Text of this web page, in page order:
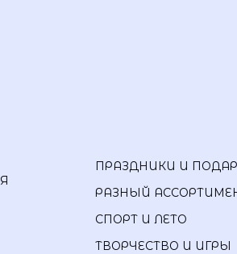
ПРАЗДНИКИ И
РАЗНЫЙ
СПОРТ И ЛЕТО
ТВОРЧЕСТВО И ИГРЫ